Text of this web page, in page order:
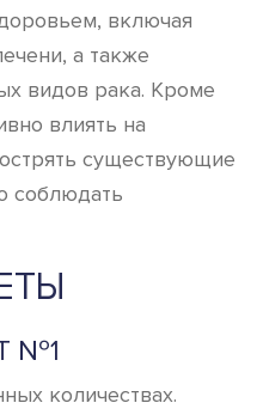
включая
а также
видов рака. Кроме
влиять на
существующие
соблюдать
№1
количествах.